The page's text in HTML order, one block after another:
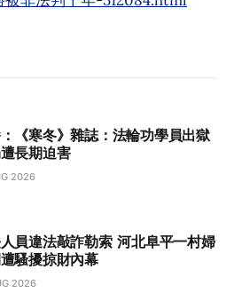
《寒冬》雜誌：法輪功學員出獄
長期迫害
2026
員違法敲詐勒索 河北阜平一村婦
騷擾掠財內幕
2026